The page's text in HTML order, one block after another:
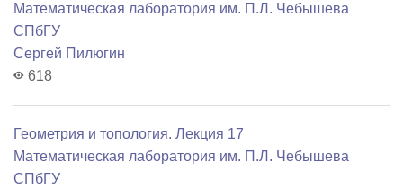
Математичеcкая лаборатория им. П.Л. Чебышева
СПбГУ
Сергей Пилюгин
618
Геометрия и топология. Лекция 17
Математичеcкая лаборатория им. П.Л. Чебышева
СПбГУ